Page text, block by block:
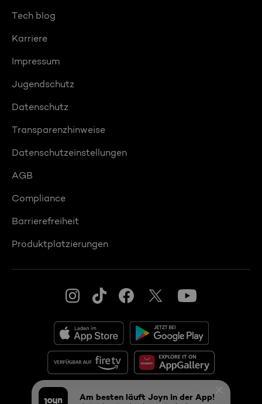
Tech blog
Karriere
Impressum
Jugendschutz
Datenschutz
Transparenzhinweise
Datenschutzeinstellungen
AGB
Compliance
Barrierefreiheit
Produktplatzierungen
© 2026 Seven.One Entertainment Group GmbH
Am besten läuft Joyn in der App!